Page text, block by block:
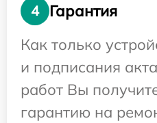
4
Гарантия
Как только
и подписания
работ Вы
гарантию на